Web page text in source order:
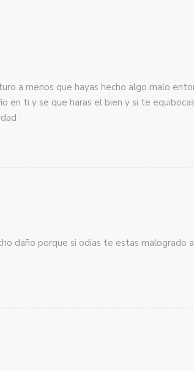
a menos que hayas hecho algo malo
en ti y se que haras el bien y si te equibocas
daño porque si odias te estas malogrado